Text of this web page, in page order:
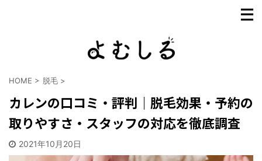
HOME > 脱毛 >
カレンの口コミ・評判｜脱毛効果・予約の
取りやすさ・スタッフの対応を徹底調査
2021年10月20日